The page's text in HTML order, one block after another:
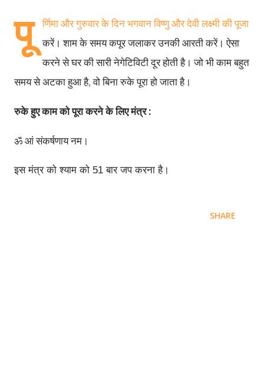
पू र्णिमा और गुरुवारके दिन भगवान विष्णु और देवी लक्ष्मी की पूजा
करें। शाम के समय कपूर जलाकर उनकी आरती करें। ऐसा
करने से घर की सारी नेगेटिविटी दूर होती है। जो भी काम बहुत
समय से अटका हुआ है,वो बिना रुके पूरा हो जाता है।
रुके हुए काम को पूरा करने के लिए मंत्र:
ॐ आं संकर्षणाय नम।
इस मंत्र को श्याम को 51 बार जप करना है।
SHARE